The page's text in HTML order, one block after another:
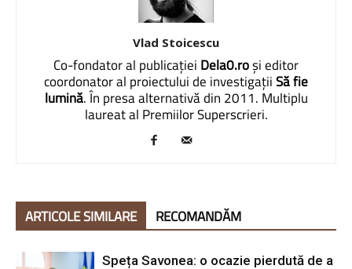
Vlad Stoicescu
Co-fondator al publicației Dela0.roși editor
coordonator al proiectului de investigațiiSă fie
lumină. În presa alternativă din 2011. Multiplu
laureat al Premiilor Superscrieri.
ARTICOLE SIMILARE RECOMANDĂM
Speța Savonea: o ocazie pierdută de a